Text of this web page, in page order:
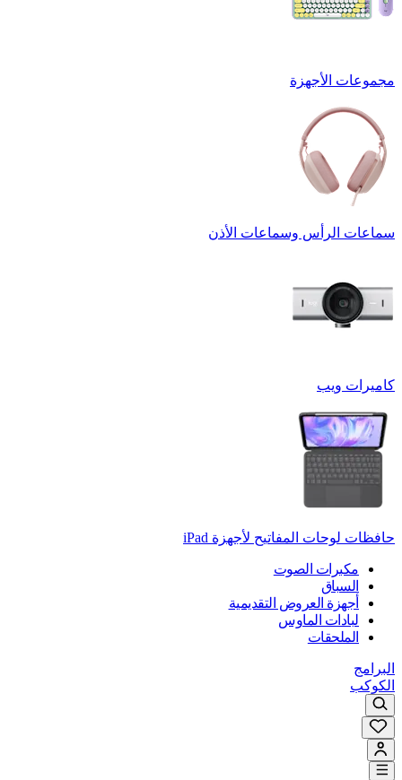
مجموعات الأجهزة
سماعات الرأس وسماعات الأذن
كاميرات ويب
حافظات لوحات المفاتيح لأجهزة ‏iPad
مكبرات الصوت
السباق
أجهزة العروض التقديمية
لبادات الماوس
الملحقات
البرامج
الكوكب